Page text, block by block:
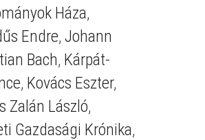
Háza,
Endre, Johann
Bach, Kárpát-
, Kovács Eszter,
Zalán László,
Gazdasági Krónika,